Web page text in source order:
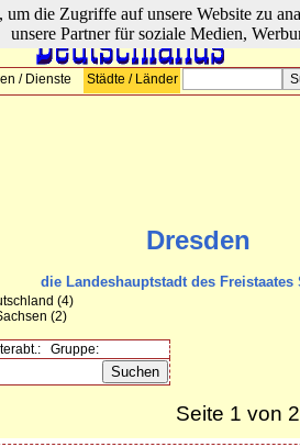
/ Dienste Städte / Länder
Dresden
die Landeshauptstadt des Freistaates
(4)
(2)
Gruppe:
Seite 1 von
die Zugriffe auf unsere Website zu
unsere Partner für soziale Medien,